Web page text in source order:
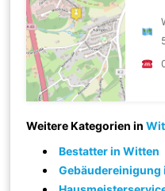
Weitere Kategorien in
Bestatter in Witten
Gebäudereinigung